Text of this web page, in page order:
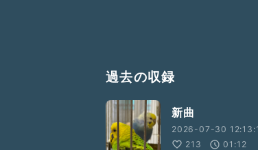
過去の収録
新曲
2026-07-30
213
01:12